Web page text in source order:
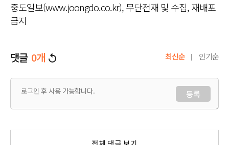
중도일보(www.joongdo.co.kr), 무단전재 및 수집, 재배포
금지
댓글 0개 최신순 인기순
등록